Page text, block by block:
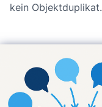
kein Objektduplikat.